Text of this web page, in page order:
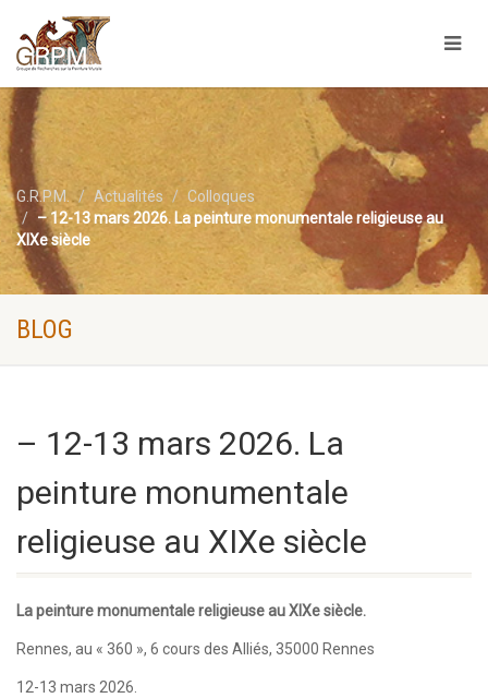
G.R.P.M. Actualités
Colloques
– 12-13 mars 2026. La peinture monumentale religieuse au
XIXe siècle
BLOG
– 12-13 mars 2026. La
peinture monumentale
religieuse au XIXe siècle
La peinture monumentale religieuse au XIXe siècle.
Rennes, au « 360 », 6 cours des Alliés, 35000 Rennes
12-13 mars 2026.